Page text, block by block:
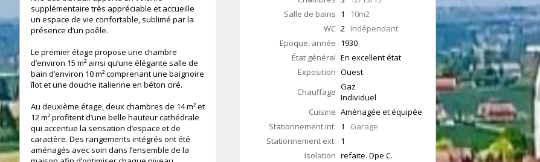
m²
supplémentaire très appréciable et accueille
un espace de vie confortable, sublimé par la
présence d’un poêle.
Le premier étage propose une chambre
d’environ 15 m² ainsi qu’une élégante salle de
bain d’environ 10 m² comprenant une baignoire
îlot et une douche italienne en béton ciré.
Au deuxième étage, deux chambres de 14 m² et
12 m² profitent d’une belle hauteur cathédrale
qui accentue la sensation d’espace et de
caractère. Des rangements intégrés ont été
aménagés avec soin dans l’ensemble de la
Salle de bains 1
10m2
WC 2 Indépendant
Epoque, année 1930
État général En excellent état
Exposition Ouest
Chauffage Gaz
Individuel
Cuisine Aménagée et équipée
Stationnement int. 1 Garage
Stationnement ext. 1
Isolation refaite. Dpe C.